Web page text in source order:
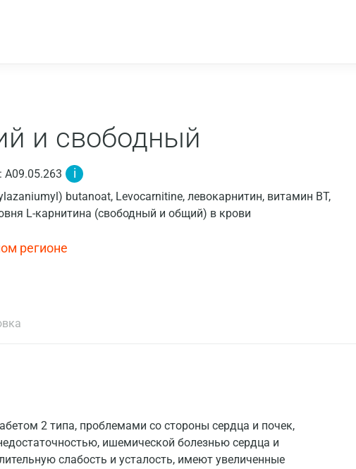
и свободный
A09.05.263 i
butanoat, Levocarnitine, левокарнитин, витамин BT,
L-карнитина (свободный и общий) в крови
регионе
2 типа, проблемами со стороны сердца и почек,
ишемической болезнью сердца и
слабость и усталость, имеют увеличенные